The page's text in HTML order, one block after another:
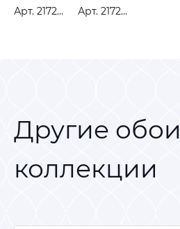
Арт. 217202 Арт. 217200
Другие обои
коллекции